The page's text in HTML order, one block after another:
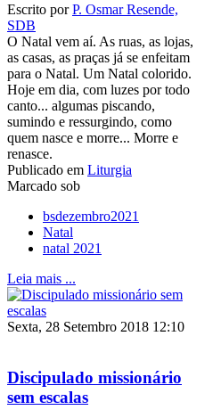
Escrito porP. Osmar Resende,
SDB
O Natal vem aí. As ruas, as lojas,
as casas, as praças já se enfeitam
para o Natal. Um Natal colorido.
Hoje em dia, com luzes por todo
canto... algumas piscando,
sumindo e ressurgindo, como
quem nasce e morre... Morre e
renasce.
Publicado em Liturgia
Marcado sob
bsdezembro2021
Natal
natal 2021
Leia mais ...
Sexta, 28 Setembro 2018 12:10
Discipulado missionário
sem escalas